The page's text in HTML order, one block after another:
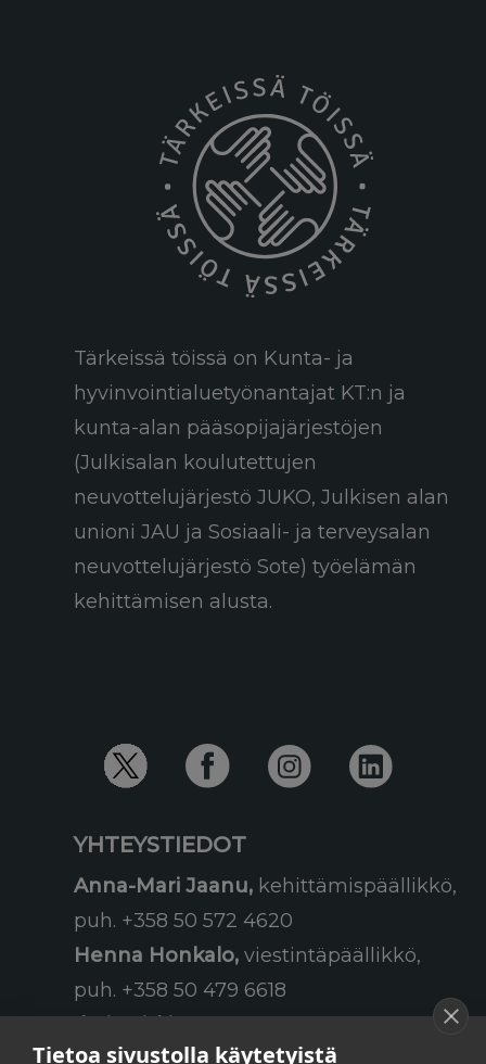
Tärkeissä töissä on Kunta- ja
hyvinvointialuetyönantajat KT:n ja
kunta-alan pääsopijajärjestöjen
(Julkisalan koulutettujen
neuvottelujärjestö JUKO, Julkisen alan
unioni JAU ja Sosiaali- ja terveysalan
neuvottelujärjestö Sote) työelämän
kehittämisen alusta.
YHTEYSTIEDOT
Anna-Mari Jaanu, kehittämispäällikkö,
puh. +358 50 572 4620
Henna Honkalo, viestintäpäällikkö,
puh. +358 50 479 6618
Tietoa sivustolla käytetyistä